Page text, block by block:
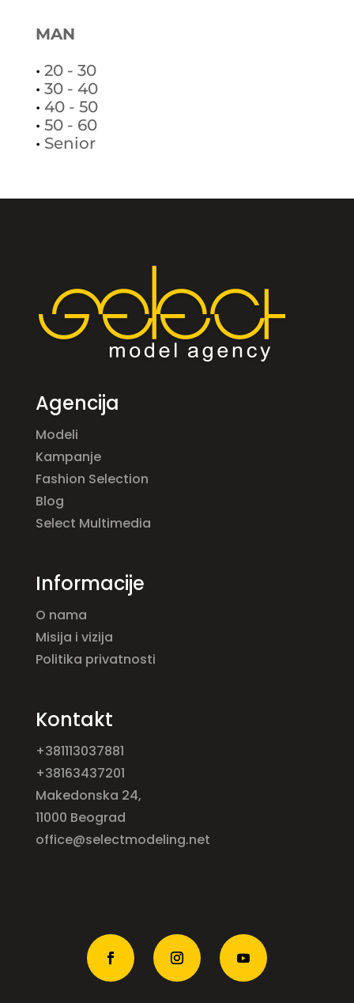
MAN
• 20 - 30
• 30 - 40
• 40 - 50
• 50 - 60
• Senior
Agencija
Modeli
Kampanje
Fashion Selection
Blog
Select Multimedia
Informacije
O nama
Misija i vizija
Politika privatnosti
Kontakt
+381113037881
+38163437201
Makedonska 24,
11000 Beograd
office@selectmodeling.net